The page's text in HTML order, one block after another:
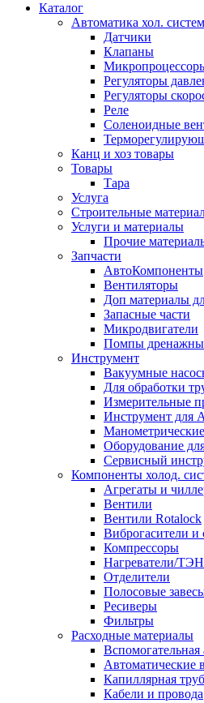
Каталог
Автоматика хол.
Датчики
Клапаны
Регуляторы
Регуляторы
Реле
Соленоидные
Канц и хоз товары
Товары
Тара
Услуга
Строительные
Услуги и материалы
Прочие
Запчасти
АвтоКомпоненты
Вентиляторы
Доп материалы
Запасные части
Микродвигатели
Помпы
Инструмент
Вакуумные
Для обработки
Измерительные
Инструмент для
Оборудование
Сервисный
Компоненты холод.
Агрегаты и
Вентили
Вентили Rotalock
Виброгасители и
Компрессоры
Нагреватели/
Отделители
Полосовые
Ресиверы
Фильтры
Расходные материалы
Вспомогательная
Автоматические
Капиллярная
Кабели и провода